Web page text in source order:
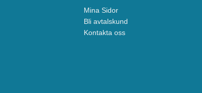
Mina Sidor
Bli avtalskund
Kontakta oss